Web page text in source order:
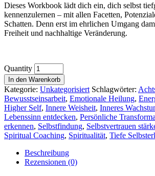
Dieses Workbook lädt dich ein, dich selbst
kennenzulernen – mit allen Facetten,
Schatten. Denn erst im ehrlichen Umgang
Freiheit und nachhaltige Veränderung.
Quantity
In den Warenkorb
Kategorie: Unkategorisiert Schlagwörter:
Bewusstseinsarbeit, Emotionale Heilung,
Higher Self, Innere Weisheit, Inneres
Lebenssinn entdecken, Persönliche
erkennen, Selbstfindung, Selbstvertrauen
Spiritual Coaching, Spiritualität, Tiefe
Beschreibung
Rezensionen (0)